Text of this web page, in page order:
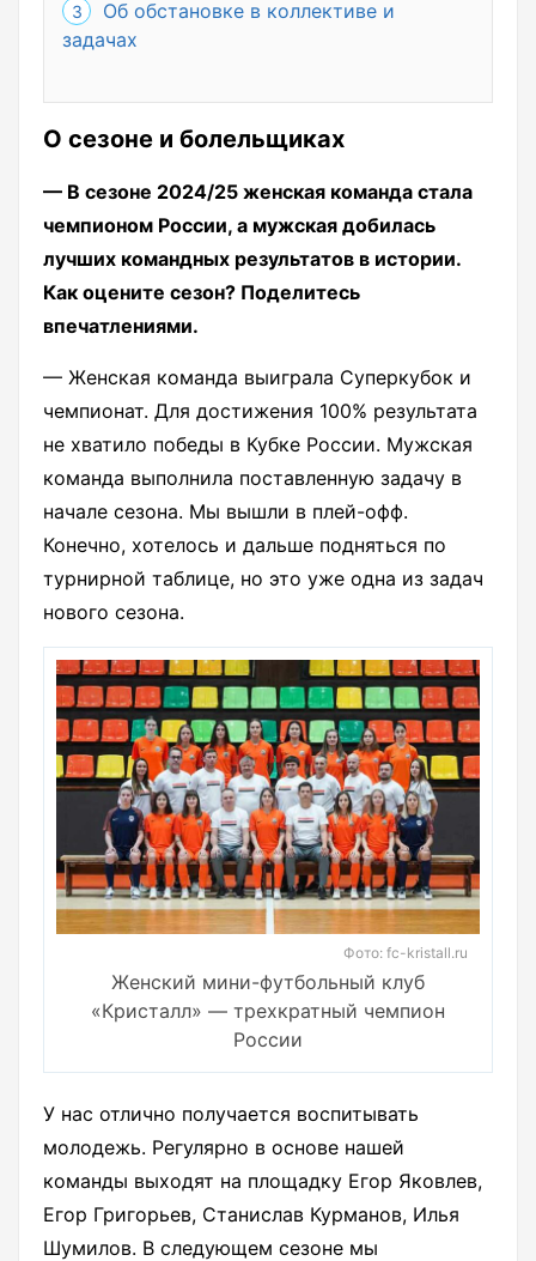
Об обстановке в коллективе и
задачах
О сезоне и болельщиках
— В сезоне 2024/25 женская команда стала
чемпионом России, а мужская добилась
лучших командных результатов в истории.
Как оцените сезон? Поделитесь
впечатлениями.
— Женская команда выиграла Суперкубок и
чемпионат. Для достижения 100% результата
не хватило победы в Кубке России. Мужская
команда выполнила поставленную задачу в
начале сезона. Мы вышли в плей-офф.
Конечно, хотелось и дальше подняться по
турнирной таблице, но это уже одна из задач
нового сезона.
Фото: fc-kristall.ru
Женский мини-футбольный клуб
«Кристалл» — трехкратный чемпион
России
У нас отлично получается воспитывать
молодежь. Регулярно в основе нашей
команды выходят на площадку Егор Яковлев,
Егор Григорьев, Станислав Курманов, Илья
Шумилов. В следующем сезоне мы